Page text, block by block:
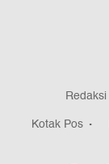
Redaksi
Kotak Pos